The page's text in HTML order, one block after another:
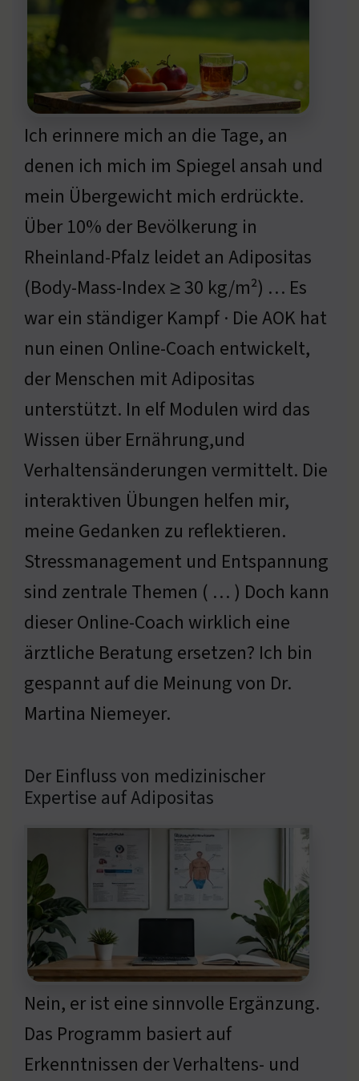
Ich erinnere mich an die Tage, an
denen ich mich im Spiegel ansah und
mein Übergewicht mich erdrückte.
Über 10% der Bevölkerung in
Rheinland-Pfalz leidet an Adipositas
(Body-Mass-Index ≥ 30 kg/m²) … Es
war ein ständiger Kampf · Die AOK hat
nun einen Online-Coach entwickelt,
der Menschen mit Adipositas
unterstützt. In elf Modulen wird das
Wissen über Ernährung,und
Verhaltensänderungen vermittelt. Die
interaktiven Übungen helfen mir,
meine Gedanken zu reflektieren.
Stressmanagement und Entspannung
sind zentrale Themen ( … ) Doch kann
dieser Online-Coach wirklich eine
ärztliche Beratung ersetzen? Ich bin
gespannt auf die Meinung von Dr.
Martina Niemeyer.
Der Einfluss von medizinischer
Expertise auf Adipositas
Nein, er ist eine sinnvolle Ergänzung.
Das Programm basiert auf
Erkenntnissen der Verhaltens- und